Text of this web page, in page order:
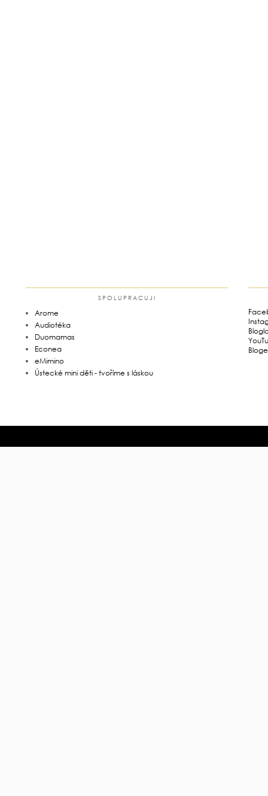
SPOLUPRACUJI
Arome
Audiotéka
Duomamas
Econea
eMimino
Ústecké mini děti - tvoříme s láskou